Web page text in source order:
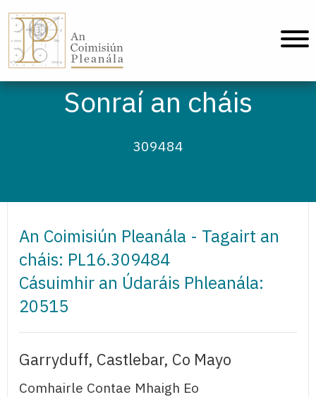
Sonraí an cháis
309484
An Coimisiún Pleanála - Tagairt an
cháis: PL16.309484
Cásuimhir an Údaráis Phleanála:
20515
Garryduff, Castlebar, Co Mayo
Comhairle Contae Mhaigh Eo